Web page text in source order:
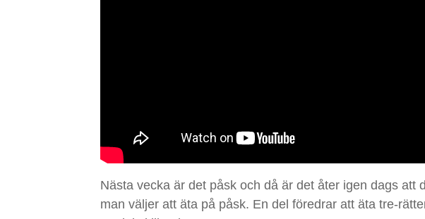
Nästa vecka är det påsk och då är det åter igen dags
man väljer att äta på påsk. En del föredrar att äta tre-